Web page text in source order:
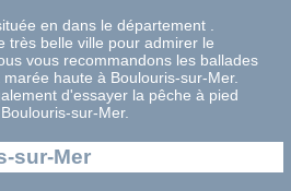
en dans le département .
très belle ville pour admirer le
vous recommandons les ballades
haute à Boulouris-sur-Mer.
d'essayer la pêche à pied
sur-Mer.
sur-Mer